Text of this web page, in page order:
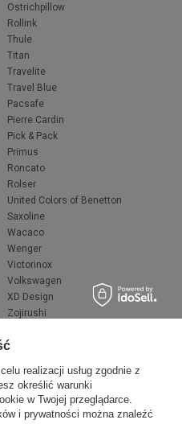
Ostrichpillow
Rollink
Thule
Titan
Travelite
Travel Blue
Pacsafe
Pierre Cardin
Pick & Pack
Primus
Roncato
Rolser
United Colors of Benetton
Saxoline
Wacaco
Wenger
Victorinox
Volkswagen
XD Design
Zojirushi
VANS
realizacji usług zgodnie z
określić warunki
w Twojej przeglądarce.
i prywatności można znaleźć